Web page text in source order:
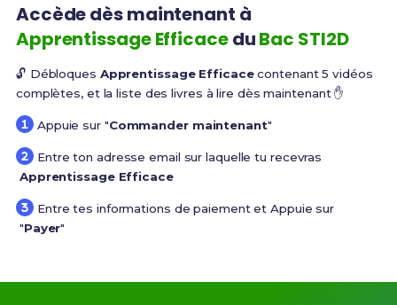
Accède dès maintenant à
Apprentissage EfficaceduBac STI2D
🔓 Débloques Apprentissage Efficacecontenant 5 vidéos
complètes, et la liste des livres à lire dès maintenant ✋
Appuie sur "Commander maintenant"
Entre ton adresse email sur laquelle tu recevras
Apprentissage Efficace
Entre tes informations de paiement et Appuie sur
"Payer"